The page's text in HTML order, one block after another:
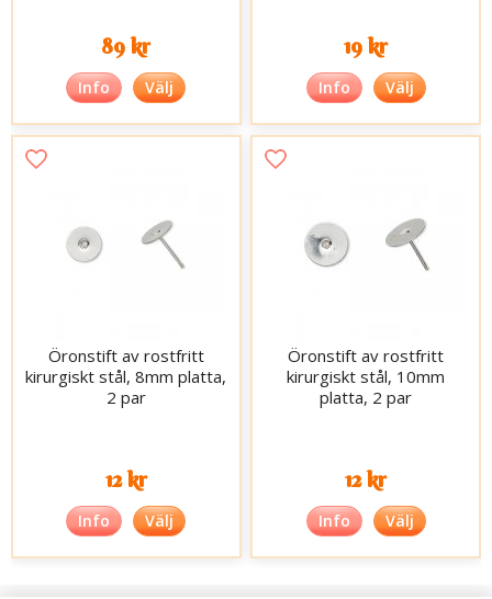
89 kr
Info Välj
19 kr
Info Välj
Öronstift av rostfritt
kirurgiskt stål, 8mm platta,
2 par
12 kr
Info Välj
Öronstift av rostfritt
kirurgiskt stål, 10mm
platta, 2 par
12 kr
Info Välj